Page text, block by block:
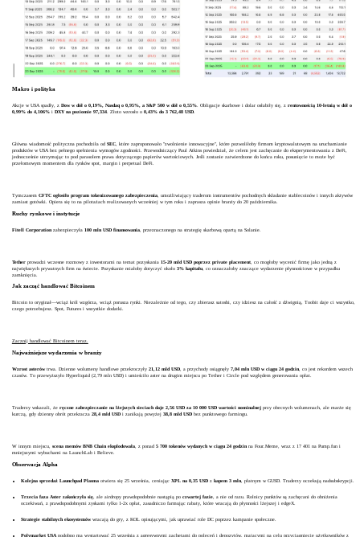
Makro i polityka
Akcje w USA spadły, z Dow w dół o 0,19%, Nasdaq o 0,95%, a S&P 500 w dół o 0,55%. Obligacje skarbowe i dolar osłabiły się, z rentownością 10-letnią w dół o
0,99% do 4,106%i DXY na poziomie 97,334. Złoto wzrosło o 0,43% do 3 762,48 USD.
Główna wiadomość polityczna pochodziła od SEC, które zaproponowało "zwolnienie innowacyjne", które pozwoliłoby firmom kryptowalutowym na uruchamianie
produktów w USA bez pełnego spełnienia wymogów zgodności. Przewodniczący Paul Atkins powiedział, że celem jest zachęcanie do eksperymentowania z DeFi,
jednocześnie utrzymując to pod parasolem prawa dotyczącego papierów wartościowych. Jeśli zostanie zatwierdzone do końca roku, posunięcie to może być
przełomowym momentem dla rynków spot, margin i perpetual DeFi.
Tymczasem CFTC ogłosiło program tokenizowanego zabezpieczenia, umożliwiający traderom instrumentów pochodnych składanie stablecoinów i innych aktywów
zamiast gotówki. Opiera się to na pilotażach realizowanych wcześniej w tym roku i zaprasza opinie branży do 20 października.
Ruchy rynkowe i instytucje
Fitell Corporationzabezpieczyła 100 mln USD finansowania, przeznaczonego na strategię skarbową opartą na Solanie.
Tetherprowadzi wczesne rozmowy z inwestorami na temat pozyskania 15-20 mld USD poprzez private placement, co mogłoby wycenić firmę jako jedną z
największych prywatnych firm na świecie. Pozyskanie miałoby dotyczyć około 3% kapitału, co oznaczałoby znaczące wydarzenie płynnościowe w przypadku
zamknięcia.
Jak zacząć handlować Bitcoinem
Bitcoin to oryginał—wciąż król wzgórza, wciąż porusza rynki. Niezależnie od tego, czy zbierasz satoshi, czy idziesz na całość z dźwignią, Toobit daje ci wszystko,
czego potrzebujesz. Spot, Futures i wszystkie dodatki.
Zacznij handlować Bitcoinem teraz.
Najważniejsze wydarzenia w branży
Wzrost asterówtrwa. Dzienne wolumeny handlowe przekroczyły 21,12 mld USD, a przychody osiągnęły 7,04 mln USDw ciągu 24 godzin, co jest rekordem wszech
czasów. To przewyższyło Hyperliquid (2,79 mln USD) i umieściło aster na drugim miejscu po Tether i Circle pod względem generowania opłat.
Traderzy wskazali, że ręczne zabezpieczanie na lżejszych sieciach daje 2,56 USD za 10 000 USD wartości nominalnejprzy obecnych wolumenach, ale marże się
kurczą, gdy dzienny obrót przekracza 28,4 mld USDi zanikają powyżej 38,8 mld USDbez punktowego farmingu.
W innym miejscu, scena memów BNB Chain eksplodowała, z ponad 5 700 tokenów wydanych w ciągu 24 godzinna Four.Meme, wraz z 17 401 na Pump.fun i
mniejszymi wybuchami na LaunchLab i Believe.
Obserwacja Alpha
Kolejna sprzedaż Launchpad Plasmaotwiera się 25 września, ceniając XPL na 0,35 USDz kapem 3 mln, płatnym w GUSD. Traderzy oczekują nadsubskrypcji.
Trzecia faza Aster zakończyła się, ale airdropy prawdopodobnie nastąpią po czwartej fazie, a nie od razu. Rolnicy punktów są zachęcani do obniżenia
oczekiwań, z prawdopodobnymi zyskami tylko 1-2x opłat, zasadniczo farmując rabaty, które wracają do płynności lżejszej i edgeX.
Strategie stabilnych ekosystemówwracają do gry, z KOL opisującymi, jak uprawiać role DC poprzez kampanie społeczne.
Polymarket USApodobno ma wystartować 25 września z agresywnymi zachętami do poleceń i depozytów, mającymi na celu przyciągnięcie użytkowników z